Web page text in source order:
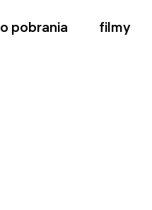
pobrania filmy